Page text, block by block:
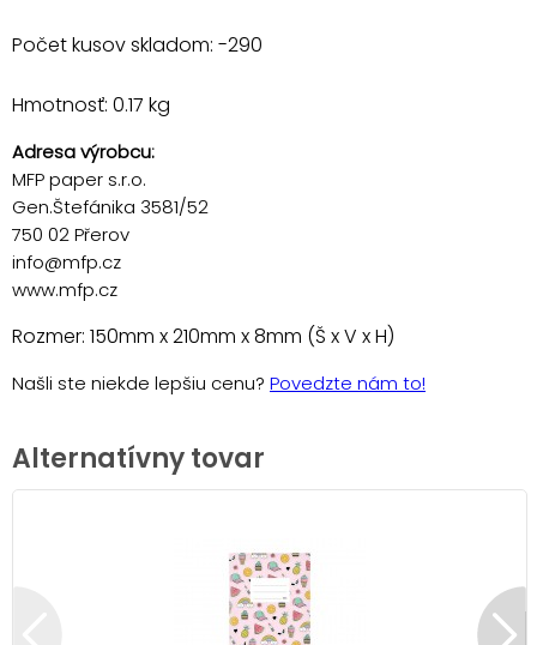
Počet kusov skladom: -290
Hmotnosť: 0.17 kg
Adresa výrobcu:
MFP paper s.r.o.
Gen.Štefánika 3581/52
750 02 Přerov
info@mfp.cz
www.mfp.cz
Rozmer: 150mm x 210mm x 8mm (Š x V x H)
Našli ste niekde lepšiu cenu? Povedzte nám to!
Alternatívny tovar